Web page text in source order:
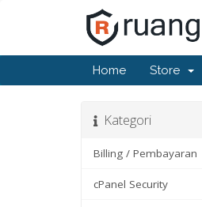
Home Store
Kategori
Billing / Pembayaran
cPanel Security